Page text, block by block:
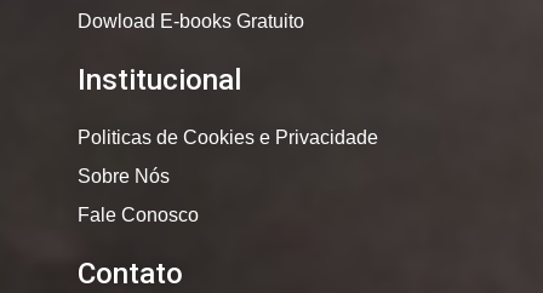
Dowload E-books Gratuito
Institucional
Politicas de Cookies e Privacidade
Sobre Nós
Fale Conosco
Contato